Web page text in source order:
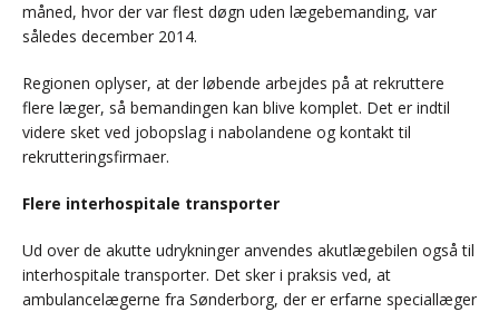
måned, hvor der var flest døgn uden lægebemanding, var
således december 2014.
Regionen oplyser, at der løbende arbejdes på at rekruttere
flere læger, så bemandingen kan blive komplet. Det er indtil
videre sket ved jobopslag i nabolandene og kontakt til
rekrutteringsfirmaer.
Flere interhospitale transporter
Ud over de akutte udrykninger anvendes akutlægebilen også til
interhospitale transporter. Det sker i praksis ved, at
ambulancelægerne fra Sønderborg, der er erfarne speciallæger